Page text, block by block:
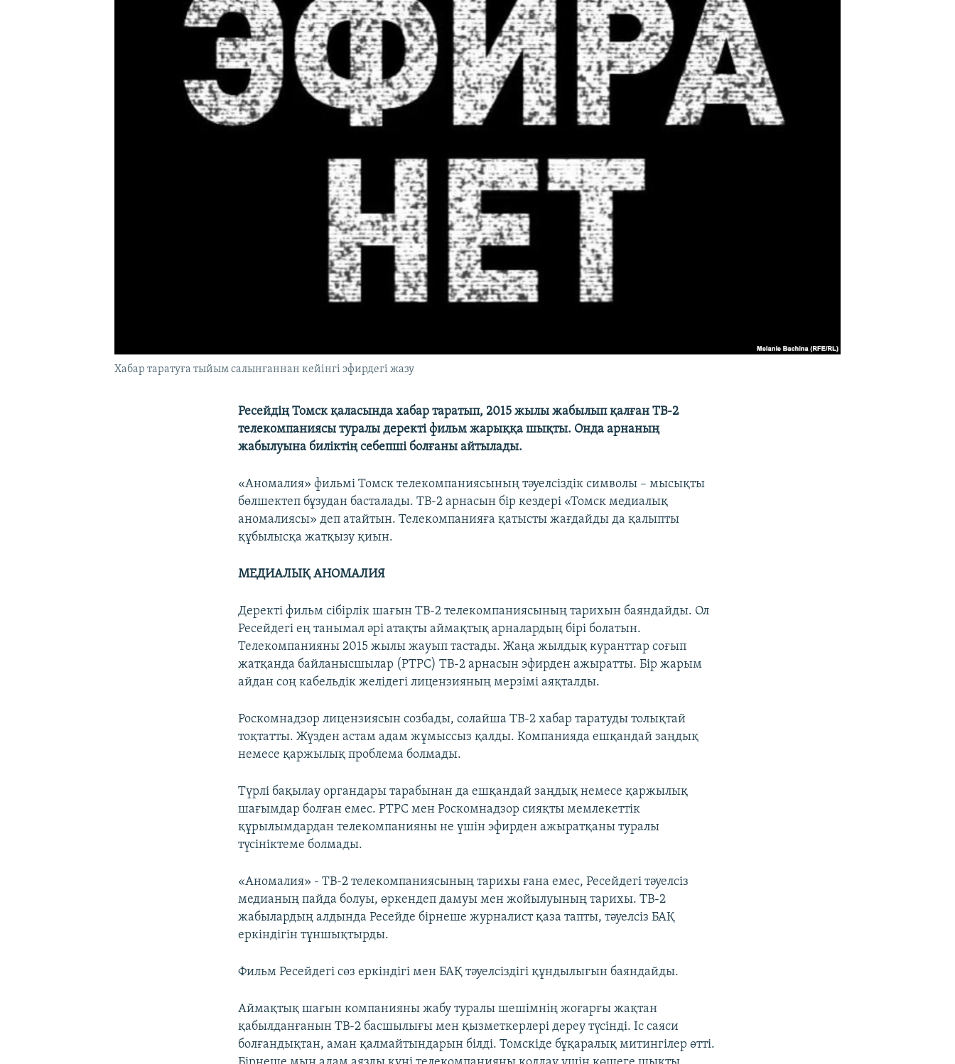
Хабар таратуға тыйым салынғаннан кейінгі эфирдегі жазу
Ресейдің Томск қаласында хабар таратып, 2015 жылы жабылып қалған ТВ-2
телекомпаниясы туралы деректі фильм жарыққа шықты. Онда арнаның
жабылуына биліктің себепші болғаны айтылады.
«Аномалия» фильмі Томск телекомпаниясының тәуелсіздік символы – мысықты
бөлшектеп бұзудан басталады. ТВ-2 арнасын бір кездері «Томск медиалық
аномалиясы» деп атайтын. Телекомпанияға қатысты жағдайды да қалыпты
құбылысқа жатқызу қиын.
МЕДИАЛЫҚ АНОМАЛИЯ
Деректі фильм сібірлік шағын ТВ-2 телекомпаниясының тарихын баяндайды. Ол
Ресейдегі ең танымал әрі атақты аймақтық арналардың бірі болатын.
Телекомпанияны 2015 жылы жауып тастады. Жаңа жылдық куранттар соғып
жатқанда байланысшылар (РТРС) ТВ-2 арнасын эфирден ажыратты. Бір жарым
айдан соң кабельдік желідегі лицензияның мерзімі аяқталды.
Роскомнадзор лицензиясын созбады, солайша ТВ-2 хабар таратуды толықтай
тоқтатты. Жүзден астам адам жұмыссыз қалды. Компанияда ешқандай заңдық
немесе қаржылық проблема болмады.
Түрлі бақылау органдары тарабынан да ешқандай заңдық немесе қаржылық
шағымдар болған емес. РТРС мен Роскомнадзор сияқты мемлекеттік
құрылымдардан телекомпанияны не үшін эфирден ажыратқаны туралы
түсініктеме болмады.
«Аномалия» - ТВ-2 телекомпаниясының тарихы ғана емес, Ресейдегі тәуелсіз
медианың пайда болуы, өркендеп дамуы мен жойылуының тарихы. ТВ-2
жабылардың алдында Ресейде бірнеше журналист қаза тапты, тәуелсіз БАҚ
еркіндігін тұншықтырды.
Фильм Ресейдегі сөз еркіндігі мен БАҚ тәуелсіздігі құндылығын баяндайды.
Аймақтық шағын компанияны жабу туралы шешімнің жоғарғы жақтан
қабылданғанын ТВ-2 басшылығы мен қызметкерлері дереу түсінді. Іс саяси
болғандықтан, аман қалмайтындарын білді. Томскіде бұқаралық митингілер өтті.